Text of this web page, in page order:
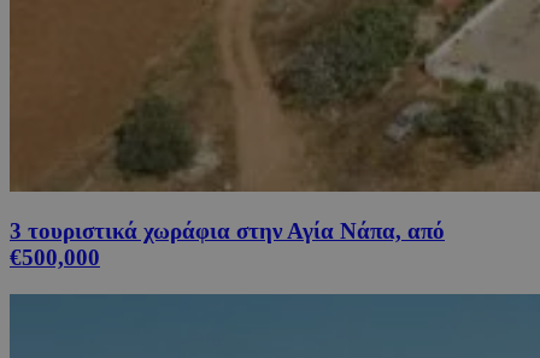
3 τουριστικά χωράφια στην Αγία Νάπα, από
€500,000